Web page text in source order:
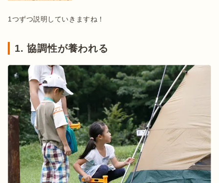
1つずつ説明していきますね！
1. 協調性が養われる